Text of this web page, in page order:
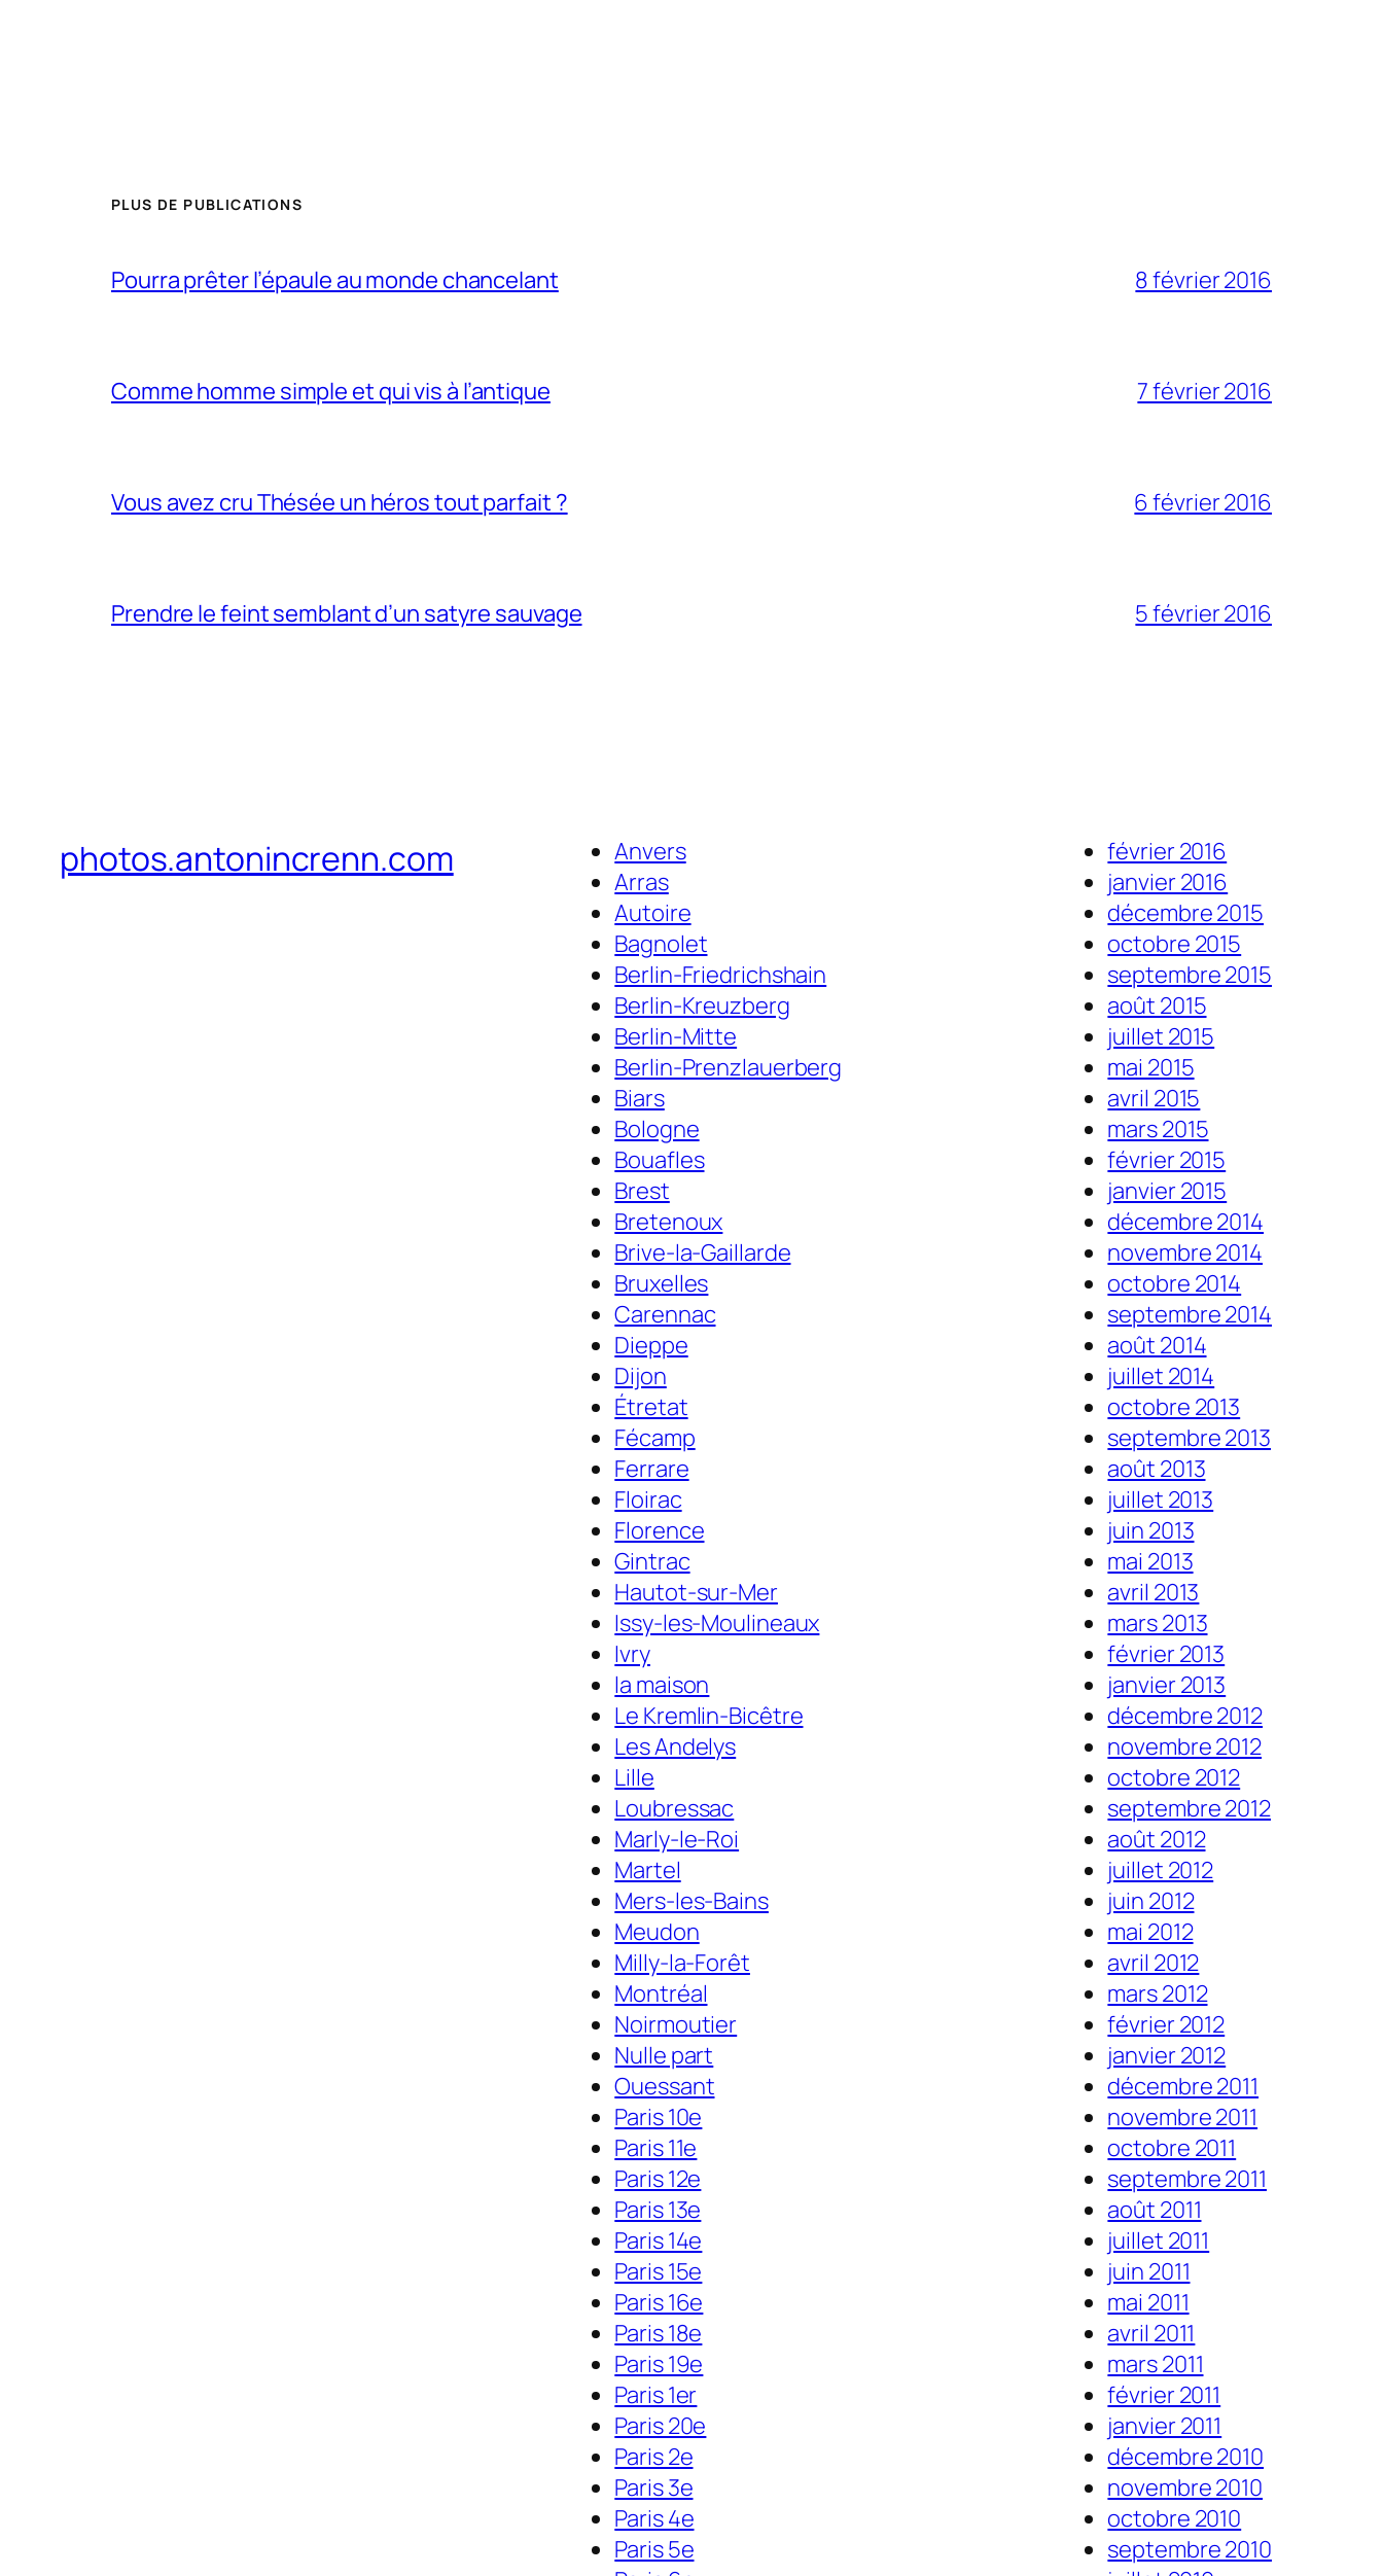
PLUS DE PUBLICATIONS
Pourra prêter l’épaule au monde chancelant 8 février 2016
Comme homme simple et qui vis à l’antique 7 février 2016
Vous avez cru Thésée un héros tout parfait ? 6 février 2016
Prendre le feint semblant d’un satyre sauvage 5 février 2016
photos.antonincrenn.com
Anvers
Arras
Autoire
Bagnolet
Berlin-Friedrichshain
Berlin-Kreuzberg
Berlin-Mitte
Berlin-Prenzlauerberg
Biars
Bologne
Bouafles
Brest
Bretenoux
Brive-la-Gaillarde
Bruxelles
Carennac
Dieppe
Dijon
Étretat
Fécamp
Ferrare
Floirac
Florence
Gintrac
Hautot-sur-Mer
Issy-les-Moulineaux
Ivry
la maison
Le Kremlin-Bicêtre
Les Andelys
Lille
Loubressac
Marly-le-Roi
Martel
Mers-les-Bains
Meudon
Milly-la-Forêt
Montréal
Noirmoutier
Nulle part
Ouessant
Paris 10e
Paris 11e
Paris 12e
Paris 13e
Paris 14e
Paris 15e
Paris 16e
Paris 18e
Paris 19e
Paris 1er
Paris 20e
Paris 2e
Paris 3e
Paris 4e
Paris 5e
février 2016
janvier 2016
décembre 2015
octobre 2015
septembre 2015
août 2015
juillet 2015
mai 2015
avril 2015
mars 2015
février 2015
janvier 2015
décembre 2014
novembre 2014
octobre 2014
septembre 2014
août 2014
juillet 2014
octobre 2013
septembre 2013
août 2013
juillet 2013
juin 2013
mai 2013
avril 2013
mars 2013
février 2013
janvier 2013
décembre 2012
novembre 2012
octobre 2012
septembre 2012
août 2012
juillet 2012
juin 2012
mai 2012
avril 2012
mars 2012
février 2012
janvier 2012
décembre 2011
novembre 2011
octobre 2011
septembre 2011
août 2011
juillet 2011
juin 2011
mai 2011
avril 2011
mars 2011
février 2011
janvier 2011
décembre 2010
novembre 2010
octobre 2010
septembre 2010